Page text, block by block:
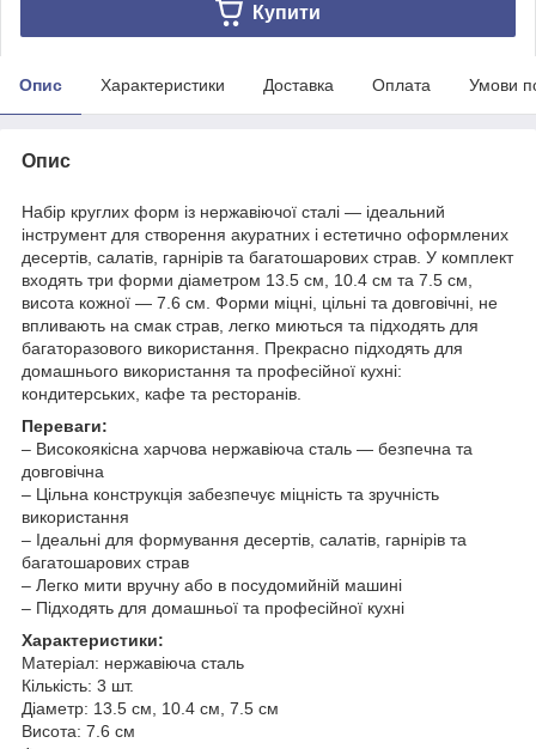
Купити
Опис Характеристики Доставка Оплата Умови
Опис
Набір круглих форм із нержавіючої сталі — ідеальний
інструмент для створення акуратних і естетично оформлених
десертів, салатів, гарнірів та багатошарових страв. У комплект
входять три форми діаметром 13.5 см, 10.4 см та 7.5 см,
висота кожної — 7.6 см. Форми міцні, цільні та довговічні, не
впливають на смак страв, легко миються та підходять для
багаторазового використання. Прекрасно підходять для
домашнього використання та професійної кухні:
кондитерських, кафе та ресторанів.
Переваги:
– Високоякісна харчова нержавіюча сталь — безпечна та
довговічна
– Цільна конструкція забезпечує міцність та зручність
використання
– Ідеальні для формування десертів, салатів, гарнірів та
багатошарових страв
– Легко мити вручну або в посудомийній машині
– Підходять для домашньої та професійної кухні
Характеристики:
Матеріал: нержавіюча сталь
Кількість: 3 шт.
Діаметр: 13.5 см, 10.4 см, 7.5 см
Висота: 7.6 см